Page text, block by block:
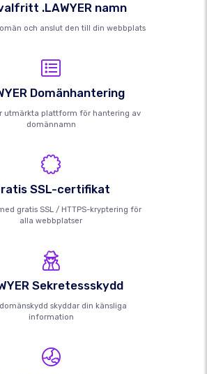
.LAWYER namn
och anslut den till din webbplats
Domänhantering
utmärkta plattform för hantering av
domännamn
SSL-certifikat
gratis SSL / HTTPS-kryptering för
alla webbplatser
Sekretessskydd
skyddar din känsliga
information